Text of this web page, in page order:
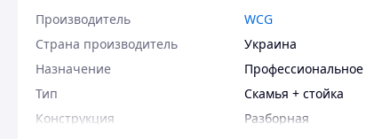
Производитель
WCG
Страна производитель
Украина
Назначение
Профессиональное
Тип
Скамья + стойка
Конструкция
Разборная